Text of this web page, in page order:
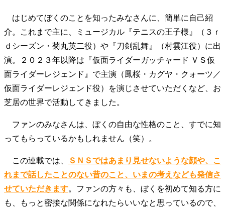
40代からの景色 50代のリアル
美しさの哲学
パートナーとの歩み方
親になるということ
病が教えてくれたこと
移住という選択
私を彩るエッセンス
60代のネクストステージ
70代のグランドデザイン
はじめてぼくのことを知ったみなさんに、簡単に自己紹
介。これまで主に、ミュージカル『テニスの王子様』（３ｒ
ｄシーズン・菊丸英二役）や『刀剣乱舞』（村雲江役）に出
演。２０２３年以降は『仮面ライダーガッチャード ＶＳ仮
面ライダーレジェンド』で主演（鳳桜・カグヤ・クォーツ／
仮面ライダーレジェンド役）を演じさせていただくなど、お
芝居の世界で活動してきました。
ファンのみなさんは、ぼくの自由な性格のこと、すでに知
ってもらっているかもしれません（笑）。
この連載では、
ＳＮＳではあまり見せないような顔や、こ
れまで話したことのない昔のこと、いまの考えなども発信さ
せていただきます。ファンの方々も、ぼくを初めて知る方に
も、もっと密接な関係になれたらいいなと思っているので、